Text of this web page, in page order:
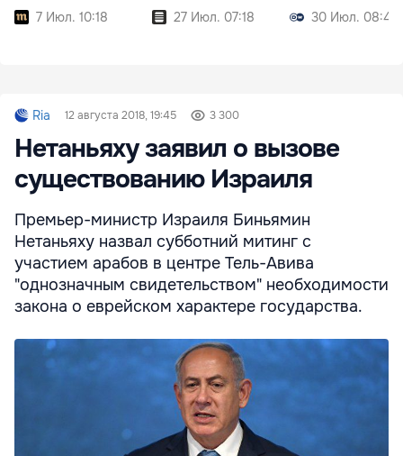
7 Июл. 10:18
27 Июл. 07:18
30 Июл. 08:45
Ria 12 августа 2018, 19:45 3 300
Нетаньяху заявил о вызове
существованию Израиля
Премьер-министр Израиля Биньямин
Нетаньяху назвал субботний митинг с
участием арабов в центре Тель-Авива
"однозначным свидетельством" необходимости
закона о еврейском характере государства.